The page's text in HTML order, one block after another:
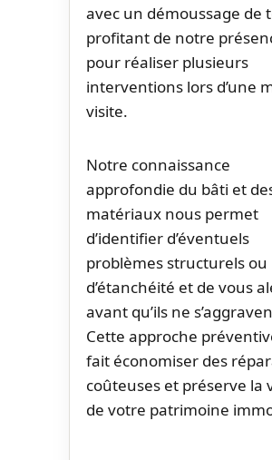
avec un démoussage de
profitant de notre
pour réaliser plusieurs
interventions lors d’une
visite.
Notre connaissance
approfondie du bâti et
matériaux nous permet
d’identifier d’éventuels
problèmes structurels ou
d’étanchéité et de vous
avant qu’ils ne
Cette approche
fait économiser des
coûteuses et préserve la
de votre patrimoine